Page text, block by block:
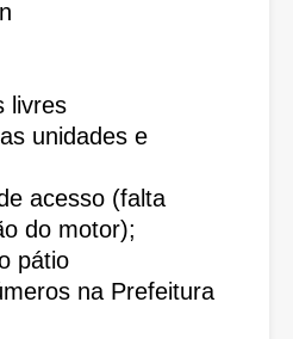
livres
unidades e
acesso (falta
do motor);
pátio
na Prefeitura